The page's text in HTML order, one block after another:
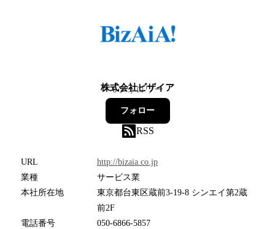
株式会社ビザイア
6フォロワー
フォロー
RSS
URL
http://bizaia.co.jp
業種
サービス業
本社所在地
東京都台東区蔵前3-19-8 シンエイ第2蔵
前2F
電話番号
050-6866-5857